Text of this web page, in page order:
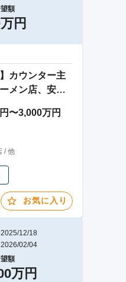
額
円
カウンター主
メン店、安定
〜3,000万円
/ 他
お気に入り
12/18
02/04
額
万円